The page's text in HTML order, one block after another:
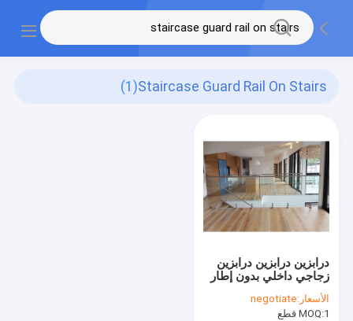
Staircase Guard Rail On Stairs
(1)
درابزين درابزين درابزين
زجاجي داخلي بدون إطار
السلالم
الأسعار:negotiate
MOQ:1 قطع